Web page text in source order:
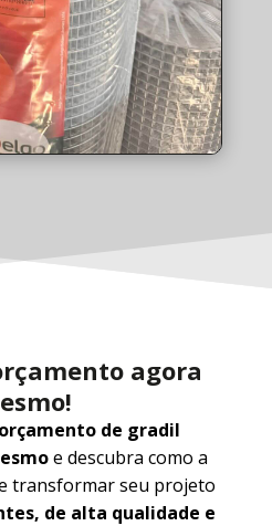
agora
de gradil
e descubra como a
transformar seu projeto
de alta qualidade e